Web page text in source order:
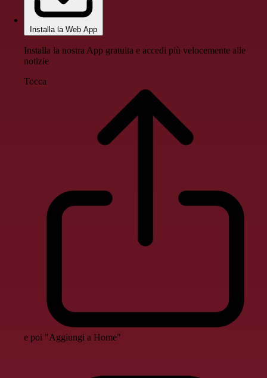
Installa la Web App
Installa la nostra App gratuita e accedi più velocemente alle
notizie
Tocca
e poi "Aggiungi a Home"